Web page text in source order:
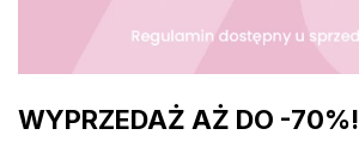
WYPRZEDAŻ AŻ DO -70%!